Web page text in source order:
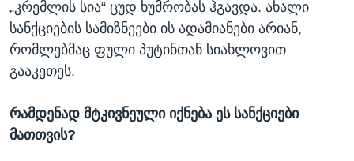
„კრემლის სია“ ცუდ ხუმრობას ჰგავდა. ახალი
სანქციების სამიზნეები ის ადამიანები არიან,
რომლებმაც ფული პუტინთან სიახლოვით
გააკეთეს.
რამდენად მტკივნეული იქნება ეს სანქციები
მათთვის?